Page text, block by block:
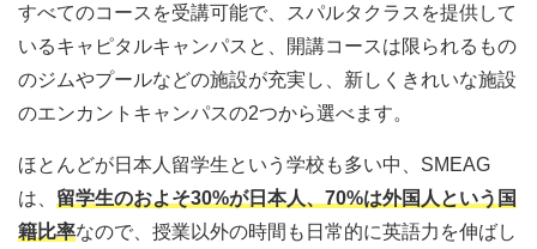
すべてのコースを受講可能で、スパルタクラスを提供して
いるキャピタルキャンパスと、開講コースは限られるもの
のジムやプールなどの施設が充実し、新しくきれいな施設
のエンカントキャンパスの2つから選べます。
ほとんどが日本人留学生という学校も多い中、SMEAG
は、 留学生のおよそ30%が日本人、70%は外国人という国
籍比率なので、授業以外の時間も日常的に英語力を伸ばし